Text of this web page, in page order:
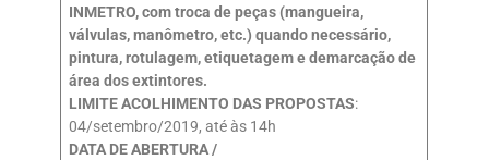
INMETRO, com troca de peças (mangueira,
válvulas, manômetro, etc.) quando necessário,
pintura, rotulagem, etiquetagem e demarcação de
área dos extintores.
LIMITE ACOLHIMENTO DAS PROPOSTAS:
04/setembro/2019, até às 14h
DATA DE ABERTURA /